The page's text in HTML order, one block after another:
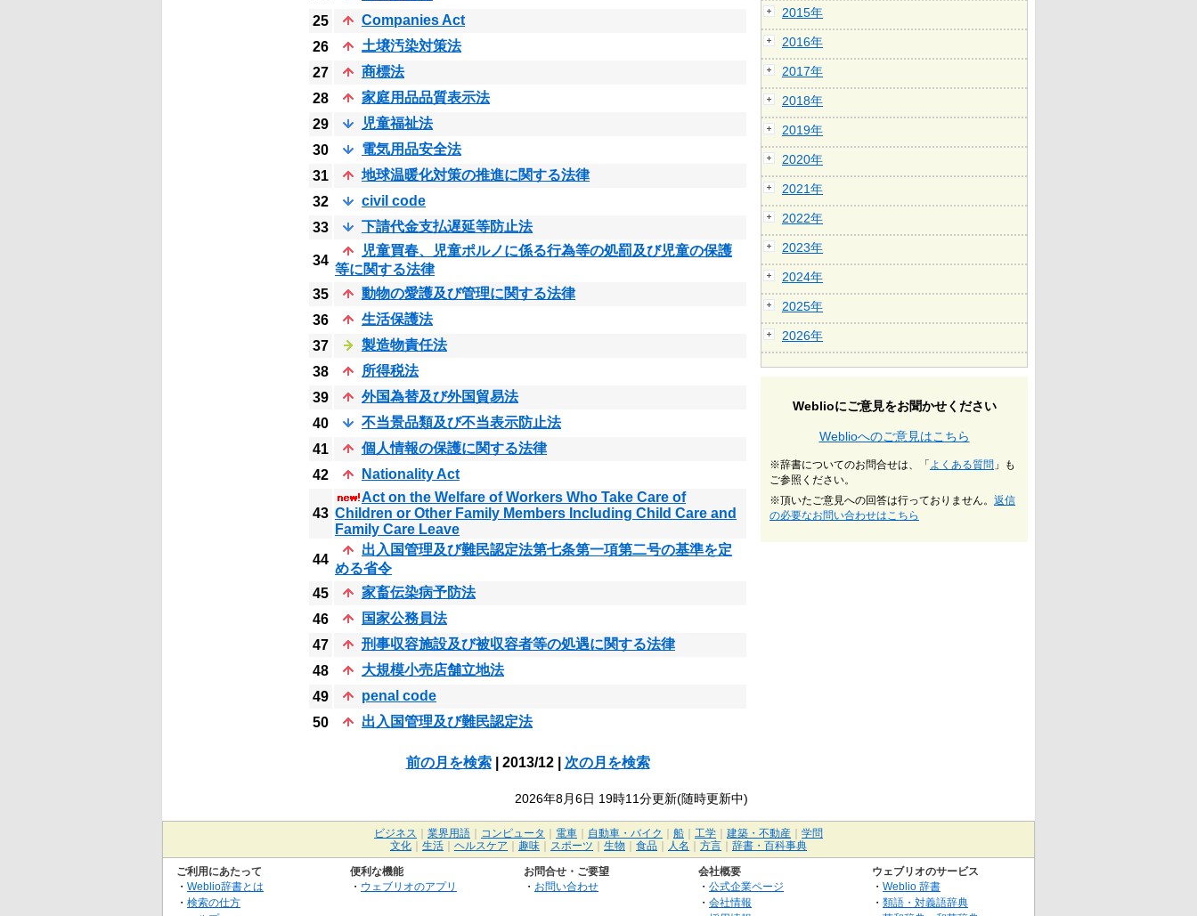
25
Companies Act
26
土壌汚染対策法
27
商標法
28
家庭用品品質表示法
29
児童福祉法
30
電気用品安全法
31
地球温暖化対策の推進に関する法律
32
civil code
33
下請代金支払遅延等防止法
34
児童買春、児童ポルノに係る行為等の処罰及び児童の保護
等に関する法律
35
動物の愛護及び管理に関する法律
36
生活保護法
37
製造物責任法
38
所得税法
39
外国為替及び外国貿易法
40
不当景品類及び不当表示防止法
41
個人情報の保護に関する法律
42
Nationality Act
43
Act on the Welfare of Workers Who Take Care of
Children or Other Family Members Including Child Care and
Family Care Leave
44
出入国管理及び難民認定法第七条第一項第二号の基準を定
める省令
45
家畜伝染病予防法
46
国家公務員法
47
刑事収容施設及び被収容者等の処遇に関する法律
48
大規模小売店舗立地法
49
penal code
50
出入国管理及び難民認定法
前の月を検索| 2013/12 | 次の月を検索
2026年8月6日 19時11分更新(随時更新中)
2015年
2016年
2017年
2018年
2019年
2020年
2021年
2022年
2023年
2024年
2025年
2026年
Weblioにご意見をお聞かせください
Weblioへのご意見はこちら
※辞書についてのお問合せは、「 よくある質問 」も
ご参照ください。
※頂いたご意見への回答は行っておりません。 返信
の必要なお問い合わせはこちら
ビジネス 業界用語 コンピュータ 電車 自動車・バイク 船 工学 建築・不動産
学問
文化
生活 ヘルスケア 趣味 スポーツ 生物 食品 人名 方言 辞書・百科事典
ご利用にあたって
・ Weblio辞書とは
・ 検索の仕方
便利な機能
・ ウェブリオのアプリ
お問合せ・ご要望
・ お問い合わせ
会社概要
・ 公式企業ページ
・ 会社情報
ウェブリオのサービス
・ Weblio 辞書
・ 類語・対義語辞典